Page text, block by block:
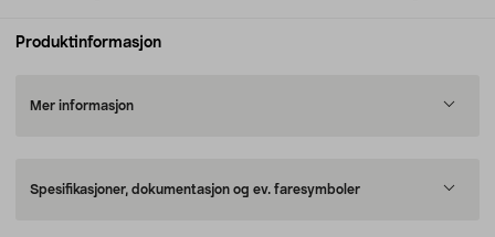
Produktinformasjon
Mer informasjon
Spesifikasjoner, dokumentasjon og ev. faresymboler